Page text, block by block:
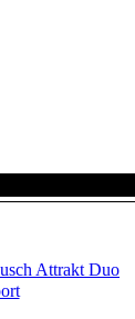
Attrakt Duo